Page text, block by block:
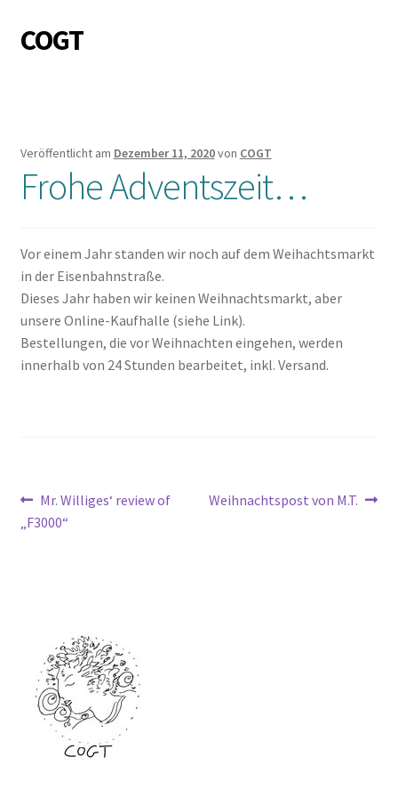
Zur
Navigation
Zum
Inhalt
COGT
Veröffentlicht am Dezember 11, 2020von COGT
Frohe Adventszeit…
Vor einem Jahr standen wir noch auf dem Weihachtsmarkt
in der Eisenbahnstraße.
Dieses Jahr haben wir keinen Weihnachtsmarkt, aber
unsere Online-Kaufhalle (siehe Link).
Bestellungen, die vor Weihnachten eingehen, werden
innerhalb von 24 Stunden bearbeitet, inkl. Versand.
Beitragsnavigation
Vorheriger
Beitrag:
Mr. Williges‘ review of
„F3000“
Nächster
Weihnachtspost von M.T.